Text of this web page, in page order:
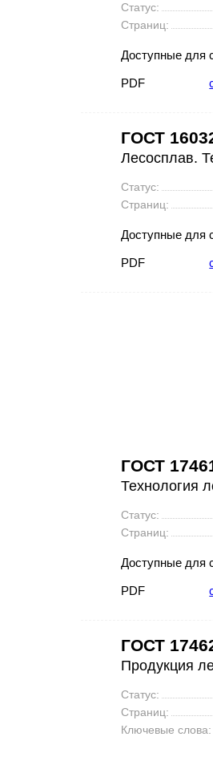
Статус:
Страниц:
Доступные для
PDF
ГОСТ
Лесосплав.
Статус:
Страниц:
Доступные для
PDF
ГОСТ
Технология
Статус:
Страниц:
Доступные для
PDF
ГОСТ
Продукция
Статус:
Страниц:
Ключевые слова: